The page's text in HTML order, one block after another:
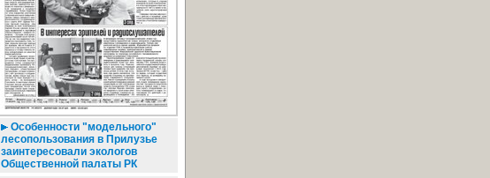
Особенности "модельного"
лесопользования в Прилузье
заинтересовали экологов
Общественной палаты РК